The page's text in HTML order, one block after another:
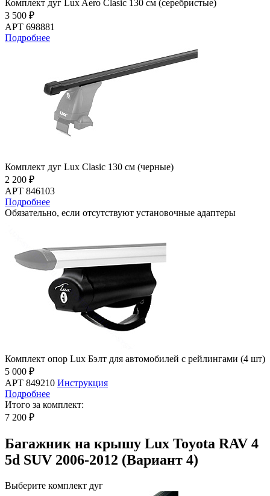
Комплект дуг Lux Aero Clasic 130 см (серебристые)
3 500 ₽
АРТ 698881
Подробнее
Комплект дуг Lux Clasic 130 см (черные)
2 200 ₽
АРТ 846103
Подробнее
Обязательно, если отсутствуют установочные адаптеры
Комплект опор Lux Бэлт для автомобилей с рейлингами (4 шт)
5 000 ₽
АРТ 849210 Инструкция
Подробнее
Итого за комплект:
7 200 ₽
Багажник на крышу Lux Toyota RAV 4
5d SUV 2006-2012 (Вариант 4)
Выберите комплект дуг